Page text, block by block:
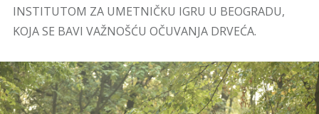
INSTITUTOM ZA UMETNIČKU IGRU U BEOGRADU,
KOJA SE BAVI VAŽNOŠĆU OČUVANJA DRVEĆA.